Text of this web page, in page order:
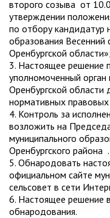
второго созыва от
утверждении
по отбору кандидатур
образования Весенний
Оренбургской области»;
3. Настоящее решение
уполномоченный орган
Оренбургской области
нормативных правовых
4. Контроль за
возложить на
муниципального
Оренбургского района .
5. Обнародовать
официальном сайте
сельсовет в сети
6. Настоящее решение
обнародования.